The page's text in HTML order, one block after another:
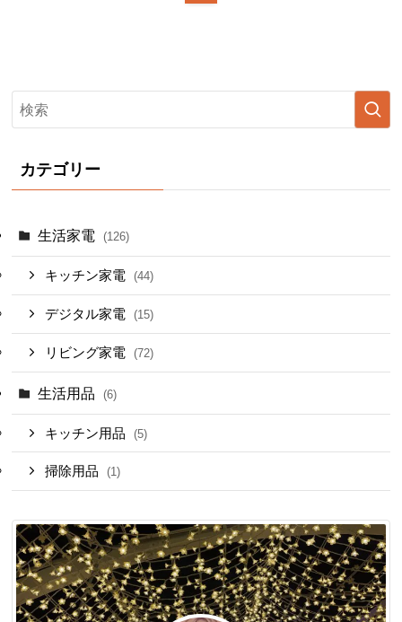
カテゴリー
生活家電 (126)
キッチン家電 (44)
デジタル家電 (15)
リビング家電 (72)
生活用品 (6)
キッチン用品 (5)
掃除用品 (1)